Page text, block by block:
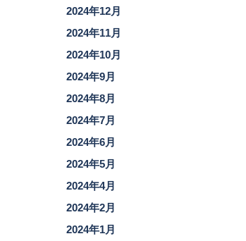
2024年12月
2024年11月
2024年10月
2024年9月
2024年8月
2024年7月
2024年6月
2024年5月
2024年4月
2024年2月
2024年1月